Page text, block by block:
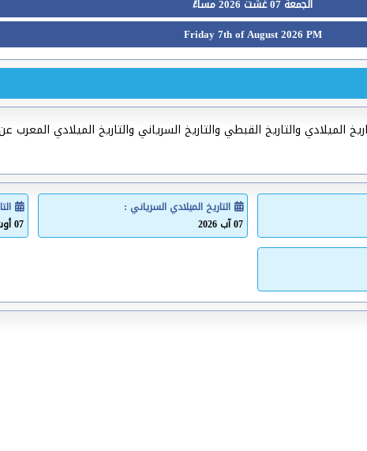
الجمعة 07 غشت 2026 مساءً
Friday 7th of August 2026 PM
الميلادي والتاريخ القبطي والتاريخ السرياني والتاريخ الميلادي المعرب
التاريخ الميلادي السرياني :
07 آب 2026
07 أوت 2026